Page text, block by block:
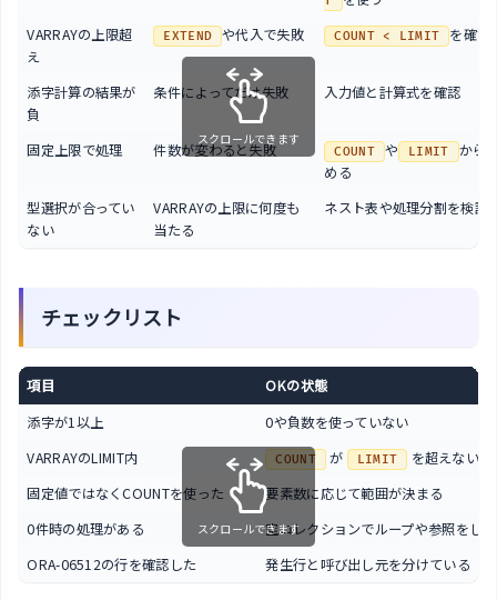
VARRAYの上限超
え
EXTEND や代入で失敗 COUNT < LIMIT を確認
添字計算の結果が
負
条件によってだけ失敗 入力値と計算式を確認
固定上限で処理 件数が変わると失敗 COUNT や LIMIT
から
める
型選択が合ってい
ない
VARRAYの上限に何度も
当たる
ネスト表や処理分割を検討
スクロールできます
チェックリスト
項目
OKの状態
添字が1以上
0や負数を使っていない
VARRAYのLIMIT内
COUNT が LIMIT
を超えない
固定値ではなくCOUNTを使った
要素数に応じて範囲が決まる
0件時の処理がある
空コレクションでループや参照をし
ORA-06512の行を確認した
発生行と呼び出し元を分けている
スクロールできます